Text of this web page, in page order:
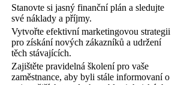
Stanovte si jasný finanční plán a sledujte
své náklady a příjmy.
Vytvořte efektivní marketingovou strategii
pro získání nových zákazníků a udržení
těch stávajících.
Zajištěte pravidelná školení pro vaše
zaměstnance, aby byli stále informovaní o